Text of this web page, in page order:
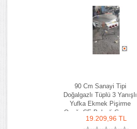
90 Cm Sanayi Tipi
Doğalgazlı Tüplü 3 Yanışlı
Yufka Ekmek Pişirme
Ocağı CE Belgeli Gazmer
Onaylı Yufka Ocağı
19.209,96 TL